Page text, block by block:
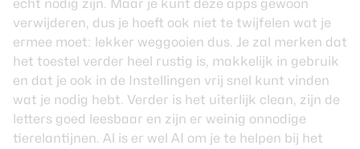
echt nodig zijn. Maar je kunt deze apps gewoon
verwijderen, dus je hoeft ook niet te twijfelen wat je
ermee moet: lekker weggooien dus. Je zal merken dat
het toestel verder heel rustig is, makkelijk in gebruik
en dat je ook in de Instellingen vrij snel kunt vinden
wat je nodig hebt. Verder is het uiterlijk clean, zijn de
letters goed leesbaar en zijn er weinig onnodige
tierelantijnen. Al is er wel AI om je te helpen bij het